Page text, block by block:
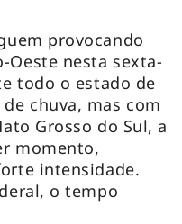
provocando
Oeste nesta sexta-
todo o estado de
chuva, mas com
Grosso do Sul, a
momento,
intensidade.
o tempo